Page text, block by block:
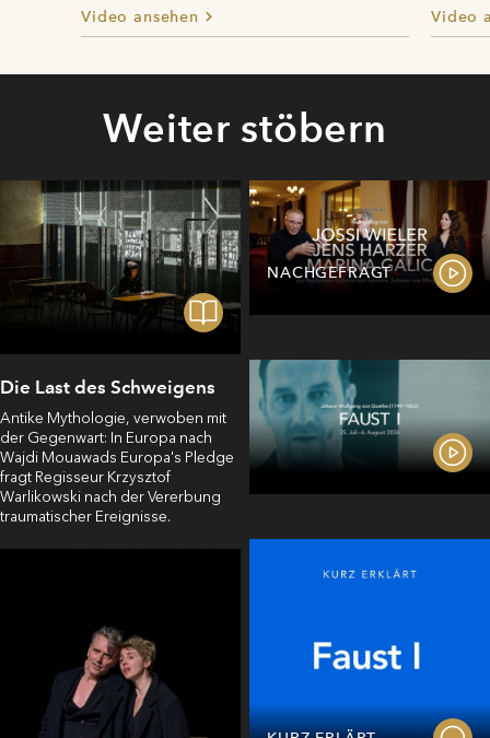
Video ansehen Video
Weiter stöbern
Die Last des Schweigens
Antike Mythologie, verwoben mit
der Gegenwart: In Europa nach
Wajdi Mouawads Europa's Pledge
fragt Regisseur Krzysztof
Warlikowski nach der Vererbung
traumatischer Ereignisse.
NACHGEFRAGT